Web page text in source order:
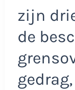
zijn
de